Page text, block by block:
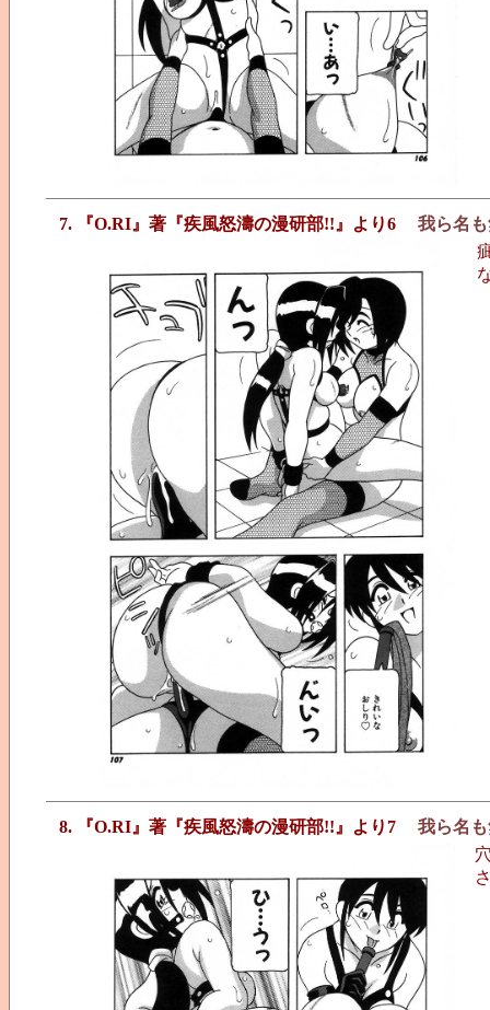
7. 『O.RI』著『疾風怒濤の漫研部!!』より6
我ら名
8. 『O.RI』著『疾風怒濤の漫研部!!』より7
我ら名